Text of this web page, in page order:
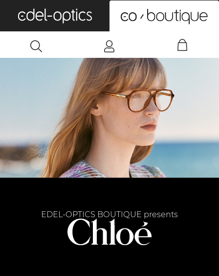
EDEL-OPTICS BOUTIQUE presents